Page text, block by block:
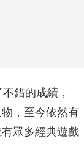
錯的成績，
，至今依然有
眾多經典遊戲